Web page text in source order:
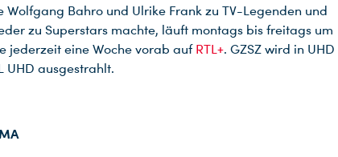
Wolfgang Bahro und Ulrike Frank zu TV-Legenden und
zu Superstars machte, läuft montags bis freitags um
jederzeit eine Woche vorab auf RTL+. GZSZ wird in UHD
UHD ausgestrahlt.